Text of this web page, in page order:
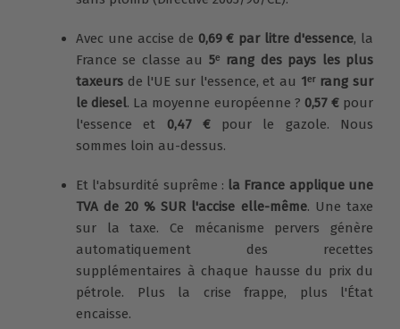
Avec une accise de 0,69 € par litre d'essence, la
France se classe au 5ᵉ rang des pays les plus
taxeurs de l'UE sur l'essence, et au 1ᵉʳ rang sur
le diesel. La moyenne européenne ? 0,57 €pour
l'essence et 0,47 €pour le gazole. Nous
sommes loin au-dessus.
Et l'absurdité suprême : la France applique une
TVA de 20 % SUR l'accise elle-même. Une taxe
sur la taxe. Ce mécanisme pervers génère
automatiquement des recettes
supplémentaires à chaque hausse du prix du
pétrole. Plus la crise frappe, plus l'État
encaisse.